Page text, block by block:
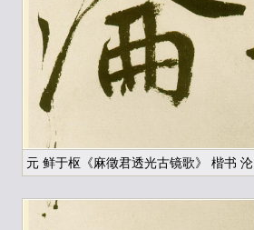
元 鲜于枢《麻徵君透光古镜歌》 楷书 沦